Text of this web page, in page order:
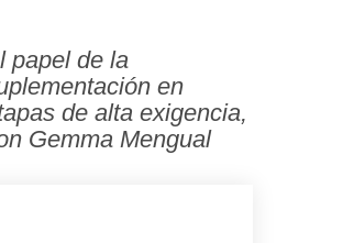
papel de la
en
de alta exigencia,
Gemma Mengual